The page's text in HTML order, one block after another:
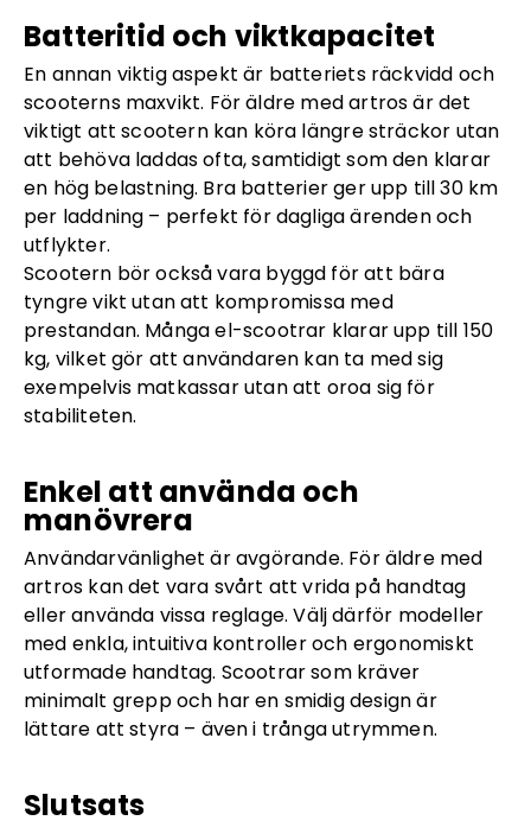
Batteritid och viktkapacitet
En annan viktig aspekt är batteriets räckvidd och
scooter­ns maxvikt. För äldre med artros är det
viktigt att scootern kan köra längre sträckor utan
att behöva laddas ofta, samtidigt som den klarar
en hög belastning. Bra batterier ger upp till 30 km
per laddning – perfekt för dagliga ärenden och
utflykter.
Scootern bör också vara byggd för att bära
tyngre vikt utan att kompromissa med
prestandan. Många el-scootrar klarar upp till 150
kg, vilket gör att användaren kan ta med sig
exempelvis matkassar utan att oroa sig för
stabiliteten.
Enkel att använda och
manövrera
Användarvänlighet är avgörande. För äldre med
artros kan det vara svårt att vrida på handtag
eller använda vissa reglage. Välj därför modeller
med enkla, intuitiva kontroller och ergonomiskt
utformade handtag. Scootrar som kräver
minimalt grepp och har en smidig design är
lättare att styra – även i trånga utrymmen.
Slutsats